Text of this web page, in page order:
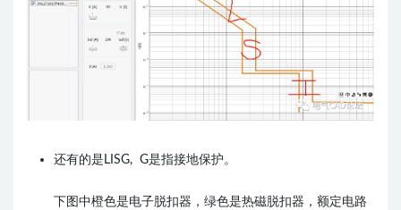
还有的是LISG, G是指接地保护。
下图中橙色是电子脱扣器，绿色是热磁脱扣器，额定电路